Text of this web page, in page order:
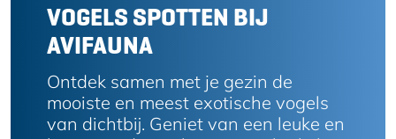
VOGELS SPOTTEN BIJ
AVIFAUNA
Ontdek samen met je gezin de
mooiste en meest exotische vogels
van dichtbij. Geniet van een leuke en